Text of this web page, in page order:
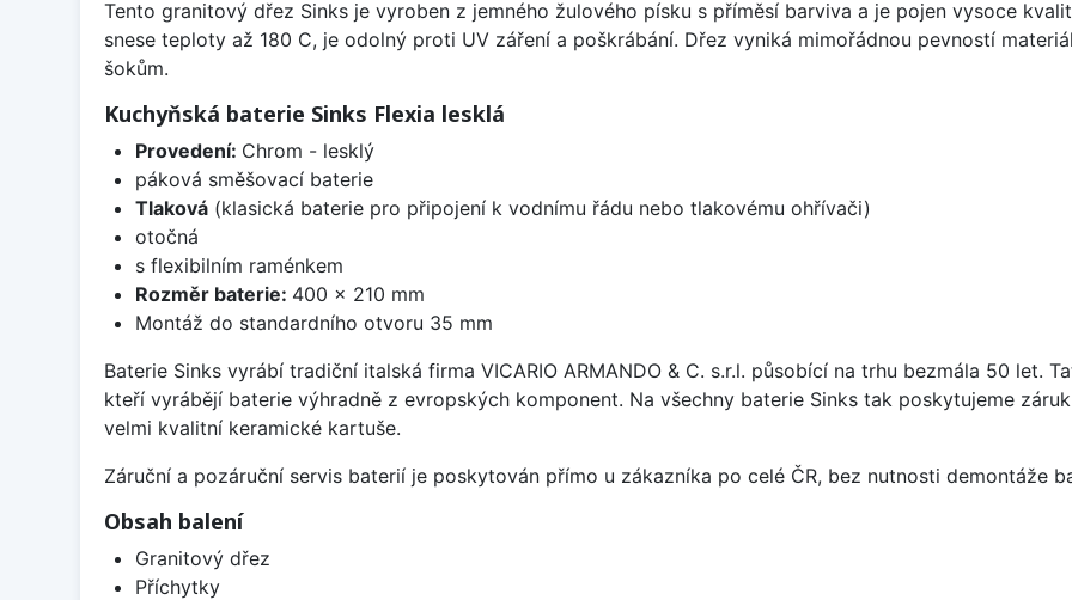
Tento granitový dřez Sinks je vyroben z jemného žulového písku s příměsí barviva a je pojen vysoce
snese teploty až 180 C, je odolný proti UV záření a poškrábání. Dřez vyniká mimořádnou pevností
šokům.
Kuchyňská baterie Sinks Flexia lesklá
Provedení: Chrom - lesklý
páková směšovací baterie
Tlaková(klasická baterie pro připojení k vodnímu řádu nebo tlakovému ohřívači)
otočná
s flexibilním raménkem
Rozměr baterie: 400 x 210 mm
Montáž do standardního otvoru 35 mm
Baterie Sinks vyrábí tradiční italská firma VICARIO ARMANDO & C. s.r.l. působící na trhu bezmála 50 let.
kteří vyrábějí baterie výhradně z evropských komponent. Na všechny baterie Sinks tak poskytujeme
velmi kvalitní keramické kartuše.
Záruční a pozáruční servis baterií je poskytován přímo u zákazníka po celé ČR, bez nutnosti demontáže
Obsah balení
Granitový dřez
Příchytky